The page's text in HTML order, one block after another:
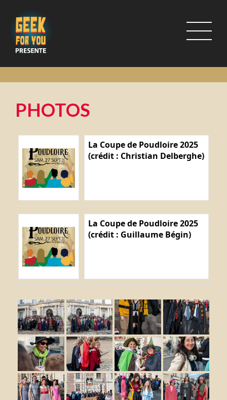
PHOTOS
La Coupe de Poudloire 2025
(crédit : Christian Delberghe)
La Coupe de Poudloire 2025
(crédit : Guillaume Bégin)